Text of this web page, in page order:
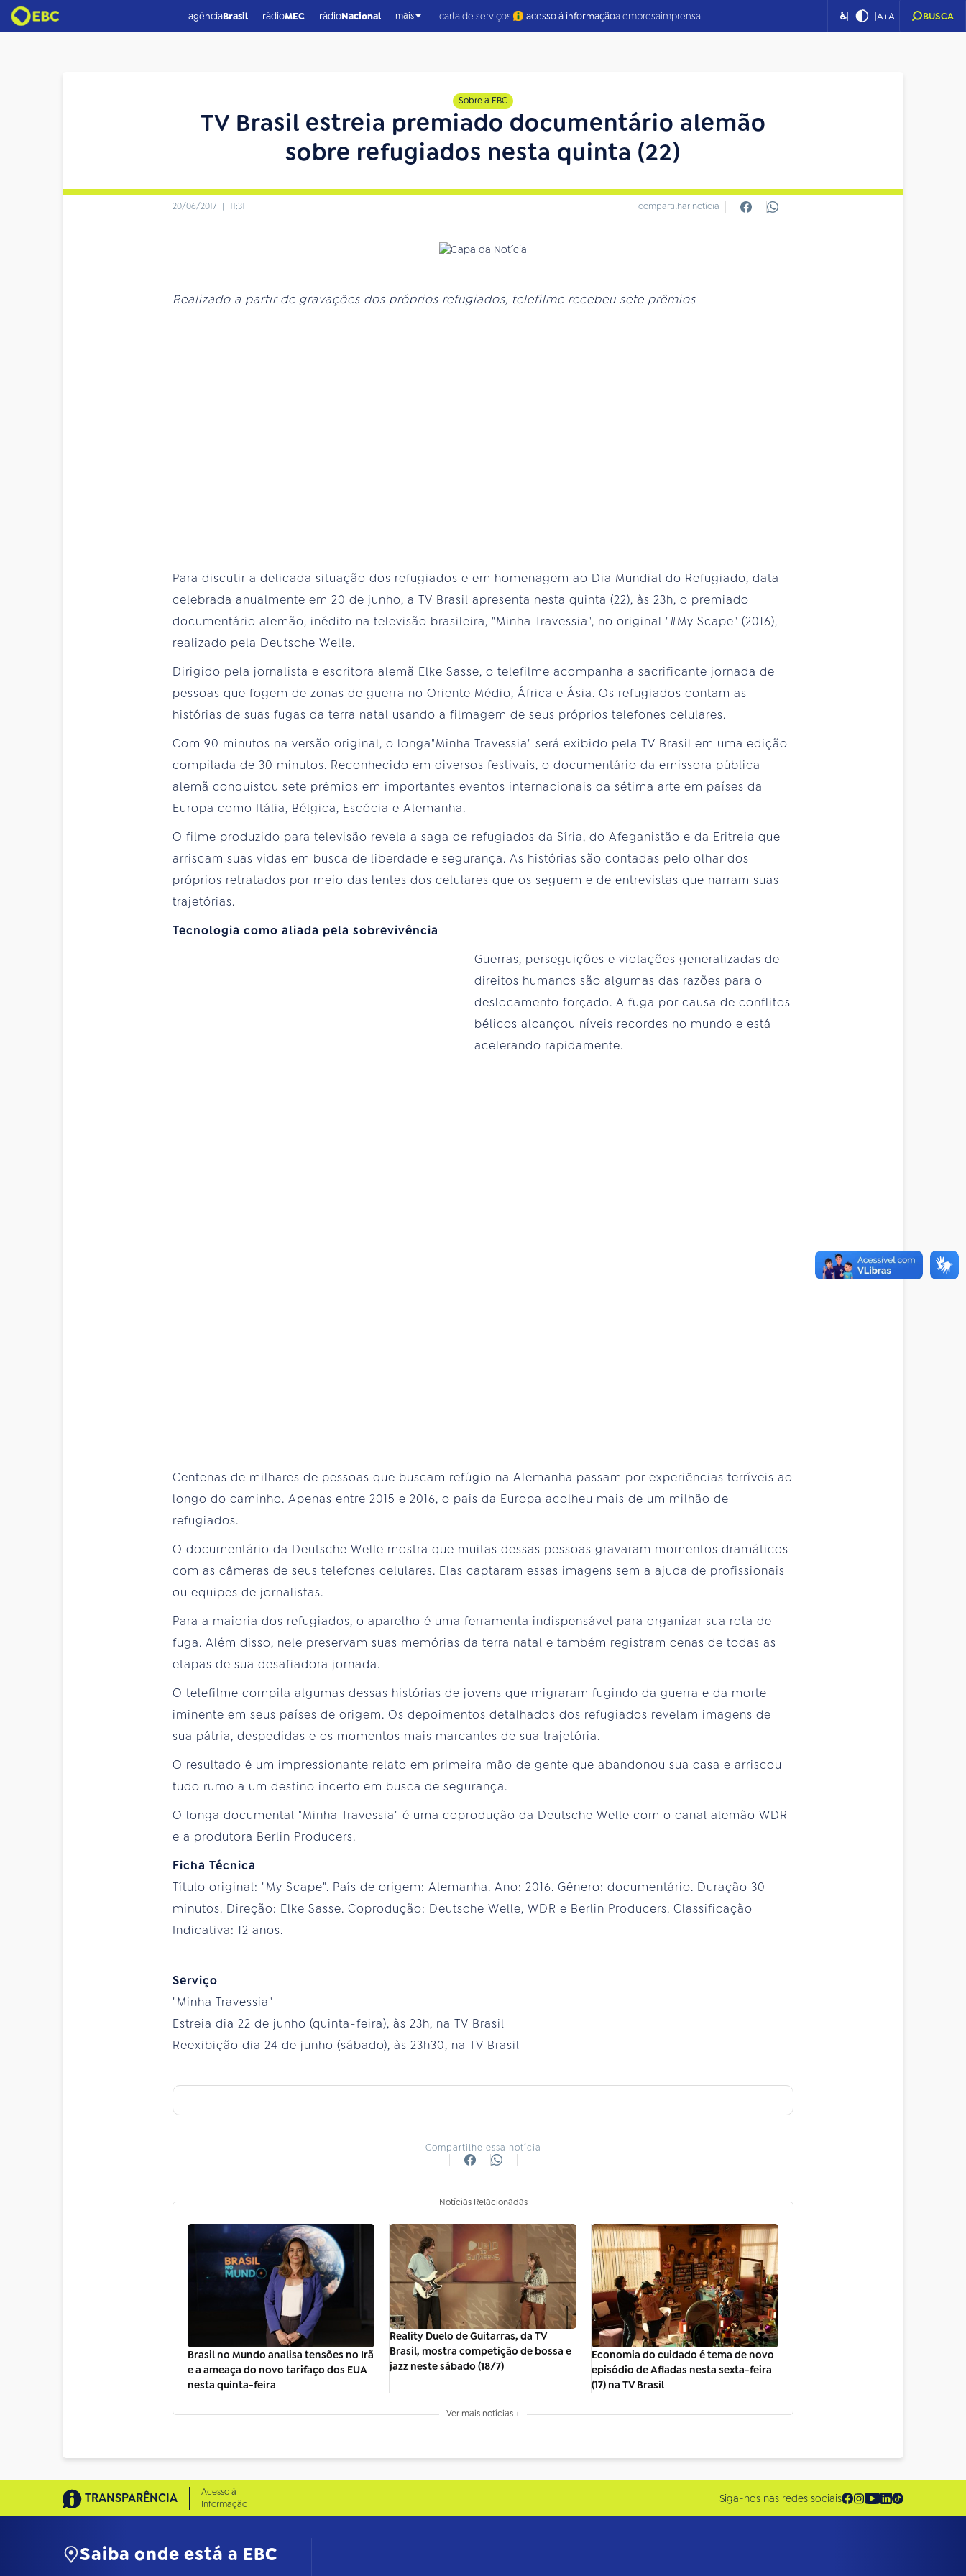
agênciaBrasil rádioMEC rádioNacional mais |carta de serviços| acesso à informaçãoa empresaimprensa ♿| |A+A- BUSCA
Sobre a EBC
TV Brasil estreia premiado documentário alemão
sobre refugiados nesta quinta (22)
20/06/2017 | 11:31 compartilhar notícia
Realizado a partir de gravações dos próprios refugiados, telefilme recebeu sete prêmios
Para discutir a delicada situação dos refugiados e em homenagem ao Dia Mundial do Refugiado, data
celebrada anualmente em 20 de junho, a TV Brasil apresenta nesta quinta (22), às 23h, o premiado
documentário alemão, inédito na televisão brasileira, "Minha Travessia", no original "#My Scape" (2016),
realizado pela Deutsche Welle.
Dirigido pela jornalista e escritora alemã Elke Sasse, o telefilme acompanha a sacrificante jornada de
pessoas que fogem de zonas de guerra no Oriente Médio, África e Ásia. Os refugiados contam as
histórias de suas fugas da terra natal usando a filmagem de seus próprios telefones celulares.
Com 90 minutos na versão original, o longa"Minha Travessia" será exibido pela TV Brasil em uma edição
compilada de 30 minutos. Reconhecido em diversos festivais, o documentário da emissora pública
alemã conquistou sete prêmios em importantes eventos internacionais da sétima arte em países da
Europa como Itália, Bélgica, Escócia e Alemanha.
O filme produzido para televisão revela a saga de refugiados da Síria, do Afeganistão e da Eritreia que
arriscam suas vidas em busca de liberdade e segurança. As histórias são contadas pelo olhar dos
próprios retratados por meio das lentes dos celulares que os seguem e de entrevistas que narram suas
trajetórias.
Tecnologia como aliada pela sobrevivência
Guerras, perseguições e violações generalizadas de
direitos humanos são algumas das razões para o
deslocamento forçado. A fuga por causa de conflitos
bélicos alcançou níveis recordes no mundo e está
acelerando rapidamente.
Centenas de milhares de pessoas que buscam refúgio na Alemanha passam por experiências terríveis ao
longo do caminho. Apenas entre 2015 e 2016, o país da Europa acolheu mais de um milhão de
refugiados.
O documentário da Deutsche Welle mostra que muitas dessas pessoas gravaram momentos dramáticos
com as câmeras de seus telefones celulares. Elas captaram essas imagens sem a ajuda de profissionais
ou equipes de jornalistas.
Para a maioria dos refugiados, o aparelho é uma ferramenta indispensável para organizar sua rota de
fuga. Além disso, nele preservam suas memórias da terra natal e também registram cenas de todas as
etapas de sua desafiadora jornada.
O telefilme compila algumas dessas histórias de jovens que migraram fugindo da guerra e da morte
iminente em seus países de origem. Os depoimentos detalhados dos refugiados revelam imagens de
sua pátria, despedidas e os momentos mais marcantes de sua trajetória.
O resultado é um impressionante relato em primeira mão de gente que abandonou sua casa e arriscou
tudo rumo a um destino incerto em busca de segurança.
O longa documental "Minha Travessia" é uma coprodução da Deutsche Welle com o canal alemão WDR
e a produtora Berlin Producers.
Ficha Técnica
Título original: "My Scape". País de origem: Alemanha. Ano: 2016. Gênero: documentário. Duração 30
minutos. Direção: Elke Sasse. Coprodução: Deutsche Welle, WDR e Berlin Producers. Classificação
Indicativa: 12 anos.
Serviço
"Minha Travessia"
Estreia dia 22 de junho (quinta-feira), às 23h, na TV Brasil
Reexibição dia 24 de junho (sábado), às 23h30, na TV Brasil
Compartilhe essa notícia
Notícias Relacionadas
Brasil no Mundo analisa tensões no Irã
e a ameaça do novo tarifaço dos EUA
nesta quinta-feira
Reality Duelo de Guitarras, da TV
Brasil, mostra competição de bossa e
jazz neste sábado (18/7)
Economia do cuidado é tema de novo
episódio de Afiadas nesta sexta-feira
(17) na TV Brasil
Ver mais notícias +
TRANSPARÊNCIA
Acesso à
Informação
Siga-nos nas redes sociais
Saiba onde está a EBC